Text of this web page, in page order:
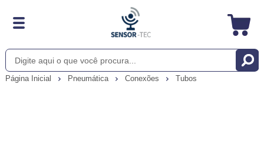
Página Inicial Pneumática Conexões Tubos